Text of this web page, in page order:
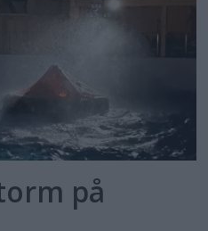
på